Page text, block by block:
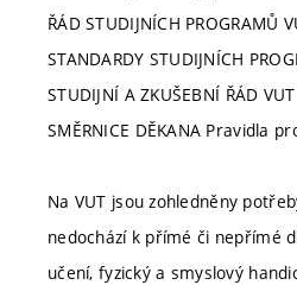
ŘÁD STUDIJNÍCH PROGRAMŮ
STANDARDY STUDIJNÍCH
STUDIJNÍ A ZKUŠEBNÍ ŘÁD
SMĚRNICE DĚKANA Pravidla
Na VUT jsou zohledněny
nedochází k přímé či nepřímé
učení, fyzický a smyslový